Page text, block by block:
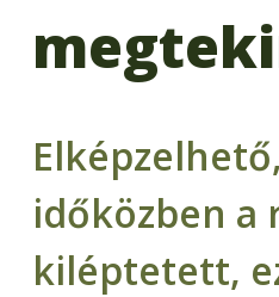
időközben a
kiléptetett,